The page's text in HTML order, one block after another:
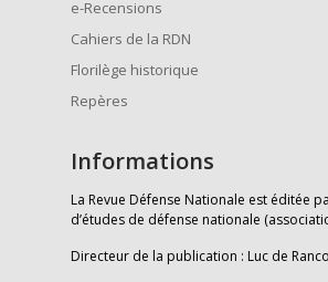
e-Recensions
Cahiers de la RDN
Florilège historique
Repères
Informations
La Revue Défense Nationale est éditée
d’études de défense nationale
Directeur de la publication : Luc de